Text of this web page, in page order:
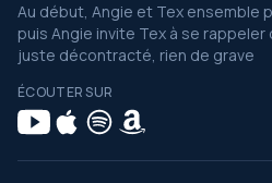
Au début, Angie et Tex ensemble
puis Angie invite Tex à se
juste décontracté, rien de grave
ÉCOUTER SUR